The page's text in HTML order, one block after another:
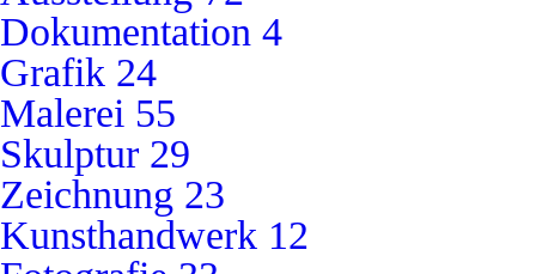
Dokumentation 4
Grafik 24
Malerei 55
Skulptur 29
Zeichnung 23
Kunsthandwerk 12